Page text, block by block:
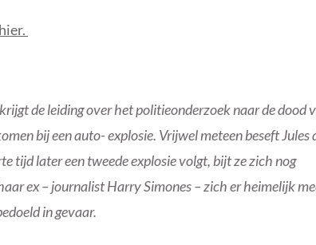
hier.
de leiding over het politieonderzoek naar de dood
bij een auto- explosie. Vrijwel meteen beseft Jules
tijd later een tweede explosie volgt, bijt ze zich nog
ex – journalist Harry Simones – zich er heimelijk
in gevaar.